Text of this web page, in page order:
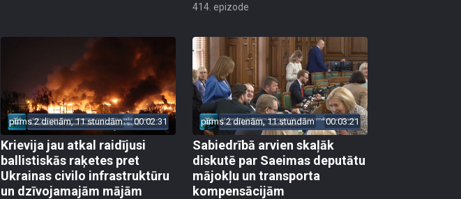
414. epizode
pirms 2 dienām, 11 stundām 00:02:31
Krievija jau atkal raidījusi
ballistiskās raķetes pret
Ukrainas civilo infrastruktūru
un dzīvojamajām mājām
pirms 2 dienām, 11 stundām 00:03:21
Sabiedrībā arvien skaļāk
diskutē par Saeimas deputātu
mājokļu un transporta
kompensācijām